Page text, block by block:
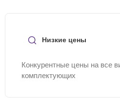
Низкие цены
Конкурентные цены на все
комплектующих